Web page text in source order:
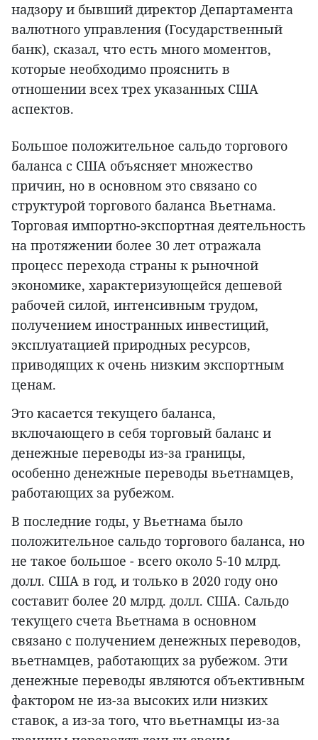
надзору и бывший директор Департамента
валютного управления (Государственный
банк), сказал, что есть много моментов,
которые необходимо прояснить в
отношении всех трех указанных США
аспектов.
Большое положительное сальдо торгового
баланса с США объясняет множество
причин, но в основном это связано со
структурой торгового баланса Вьетнама.
Торговая импортно-экспортная деятельность
на протяжении более 30 лет отражала
процесс перехода страны к рыночной
экономике, характеризующейся дешевой
рабочей силой, интенсивным трудом,
получением иностранных инвестиций,
эксплуатацией природных ресурсов,
приводящих к очень низким экспортным
ценам.
Это касается текущего баланса,
включающего в себя торговый баланс и
денежные переводы из-за границы,
особенно денежные переводы вьетнамцев,
работающих за рубежом.
В последние годы, у Вьетнама было
положительное сальдо торгового баланса, но
не такое большое - всего около 5-10 млрд.
долл. США в год, и только в 2020 году оно
составит более 20 млрд. долл. США. Сальдо
текущего счета Вьетнама в основном
связано с получением денежных переводов,
вьетнамцев, работающих за рубежом. Эти
денежные переводы являются объективным
фактором не из-за высоких или низких
ставок, а из-за того, что вьетнамцы из-за